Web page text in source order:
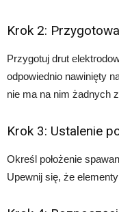
Krok 2:
Przygotuj drut
odpowiednio nawinięty
nie ma na nim żadnych
Krok 3: Ustalenie
Określ położenie
Upewnij się, że